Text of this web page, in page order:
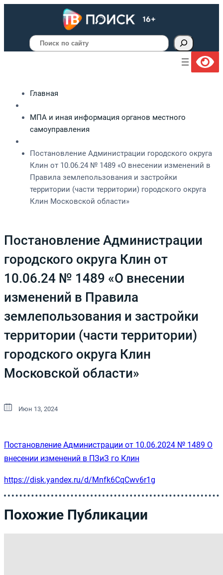
Поиск
Главная
МПА и иная информация органов местного
самоуправления
Постановление Администрации городского округа
Клин от 10.06.24 № 1489 «О внесении изменений в
Правила землепользования и застройки
территории (части территории) городского округа
Клин Московской области»
Постановление Администрации
городского округа Клин от
10.06.24 № 1489 «О внесении
изменений в Правила
землепользования и застройки
территории (части территории)
городского округа Клин
Московской области»
Июн 13, 2024
Постановление Администрации от 10.06.2024 № 1489 О
внесении изменений в ПЗиЗ го Клин
https://disk.yandex.ru/d/Mnfk6CqCwv6r1g
Похожие Публикации